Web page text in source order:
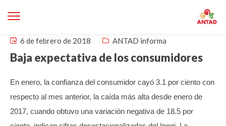
6 de febrero de 2018 ANTAD informa
Baja expectativa de los consumidores
En enero, la confianza del consumidor cayó 3.1 por ciento con
respecto al mes anterior, la caída más alta desde enero de
2017, cuando obtuvo una variación negativa de 18.5 por